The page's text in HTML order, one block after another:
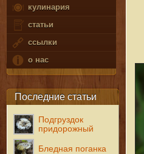
кулинария
статьи
ссылки
о нас
Последние статьи
Подгруздок
придорожный
Бледная поганка